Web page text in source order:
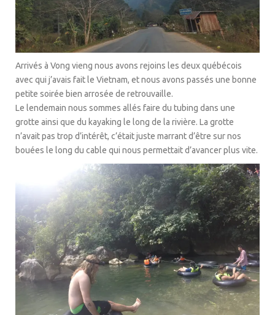
Arrivés à Vong vieng nous avons rejoins les deux québécois
avec qui j’avais fait le Vietnam, et nous avons passés une bonne
petite soirée bien arrosée de retrouvaille.
Le lendemain nous sommes allés faire du tubing dans une
grotte ainsi que du kayaking le long de la rivière. La grotte
n’avait pas trop d’intérêt, c’était juste marrant d’être sur nos
bouées le long du cable qui nous permettait d’avancer plus vite.